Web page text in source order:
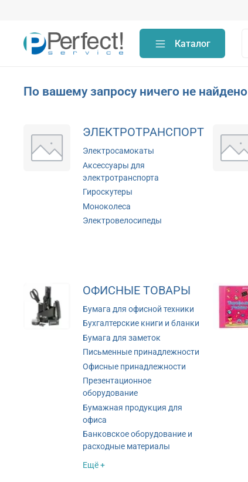
Каталог
По вашему запросу ничего не найдено
ЭЛЕКТРОТРАНСПОРТ
Электросамокаты
Аксессуары для
электротранспорта
Гироскутеры
Моноколеса
Электровелосипеды
ОФИСНЫЕ ТОВАРЫ
Бумага для офисной техники
Бухгалтерские книги и бланки
Бумага для заметок
Письменные принадлежности
Офисные принадлежности
Презентационное
оборудование
Бумажная продукция для
офиса
Банковское оборудование и
расходные материалы
Ещё +